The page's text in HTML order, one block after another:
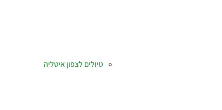
טיולים לצפון איטליה